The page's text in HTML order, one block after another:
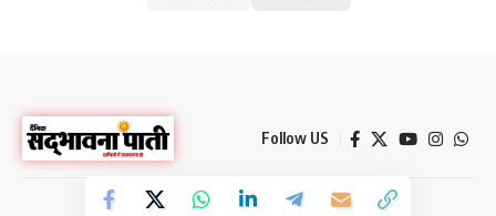
Follow US
© 2026 Sadbhawna Paati News. All Rights Reserved.